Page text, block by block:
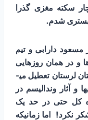
سکته مغزی گذرا
شدم.
دارابی و تیم
و در همان روزهایی
که به علت شدت گرما، ادارات استان لرستان تعطیل می­
و آثار وندالیسم در
کل حتی در حد یک
نکرد! اما زمانیکه